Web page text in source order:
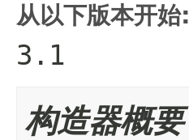
从以下版本开始:
3.1
构造器概要